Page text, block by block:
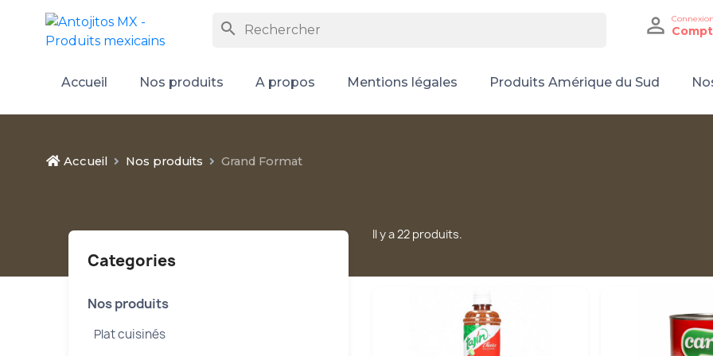
search  Connexion
Accueil Nos produits A propos Mentions légales Produits Amérique du Sud
Accueil Nos produits Grand Format
Categories
Nos produits
Plat cuisinés
Il y a 22 produits.